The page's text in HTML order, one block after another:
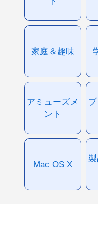
家庭＆趣味
アミューズメ
ント
Mac OS X